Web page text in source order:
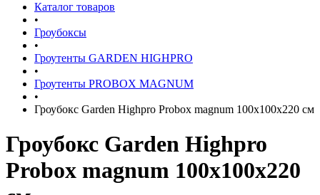
Каталог товаров
•
Гроубоксы
•
Гроутенты GARDEN HIGHPRO
•
Гроутенты PROBOX MAGNUM
•
Гроубокс Garden Highpro Probox magnum 100х100х220 см
Гроубокс Garden Highpro
Probox magnum 100х100х220